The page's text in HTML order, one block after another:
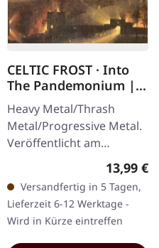
CELTIC FROST · Into
The Pandemonium |
DIGIPAK CD
Heavy Metal/Thrash
Metal/Progressive Metal.
Veröffentlicht am
26.04.2019, auf Noise. CD
Wiederveröffentlichung,
remastered. Mann, was
für…
13,99 €
Versandfertig in 5 Tagen,
Lieferzeit 6-12 Werktage -
Wird in Kürze eintreffen